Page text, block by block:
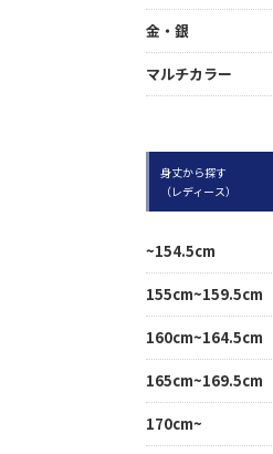
金・銀
マルチカラー
身丈から探す
（レディース）
~154.5cm
155cm~159.5cm
160cm~164.5cm
165cm~169.5cm
170cm~